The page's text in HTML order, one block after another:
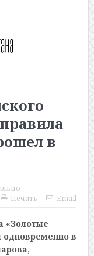
в
Печать
Email
«Золотые
одновременно в